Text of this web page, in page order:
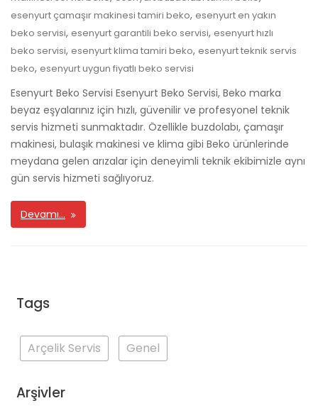
esenyurt çamaşır makinesi tamiri beko, esenyurt en yakın
beko servisi, esenyurt garantili beko servisi, esenyurt hızlı
beko servisi, esenyurt klima tamiri beko, esenyurt teknik servis
beko, esenyurt uygun fiyatlı beko servisi
Esenyurt Beko Servisi Esenyurt Beko Servisi, Beko marka
beyaz eşyalarınız için hızlı, güvenilir ve profesyonel teknik
servis hizmeti sunmaktadır. Özellikle buzdolabı, çamaşır
makinesi, bulaşık makinesi ve klima gibi Beko ürünlerinde
meydana gelen arızalar için deneyimli teknik ekibimizle aynı
gün servis hizmeti sağlıyoruz.
Devamı…
Tags
Arçelik Servis Genel
Arşivler